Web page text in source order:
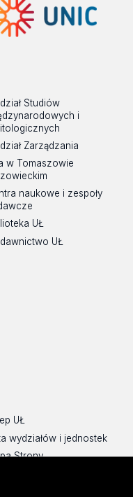
Studiów
i
Zarządzania
w Tomaszowie
naukowe i zespoły
UŁ
UŁ
UŁ
wydziałów i jednostek
Strony